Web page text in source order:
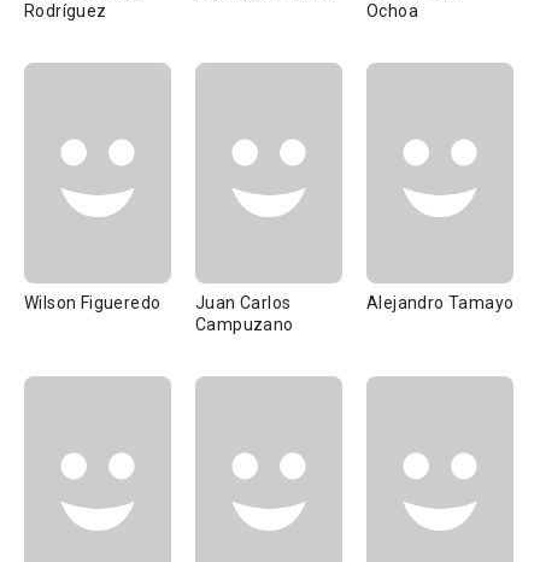
Rodríguez
Ochoa
Wilson Figueredo
Juan Carlos
Campuzano
Alejandro Tamayo